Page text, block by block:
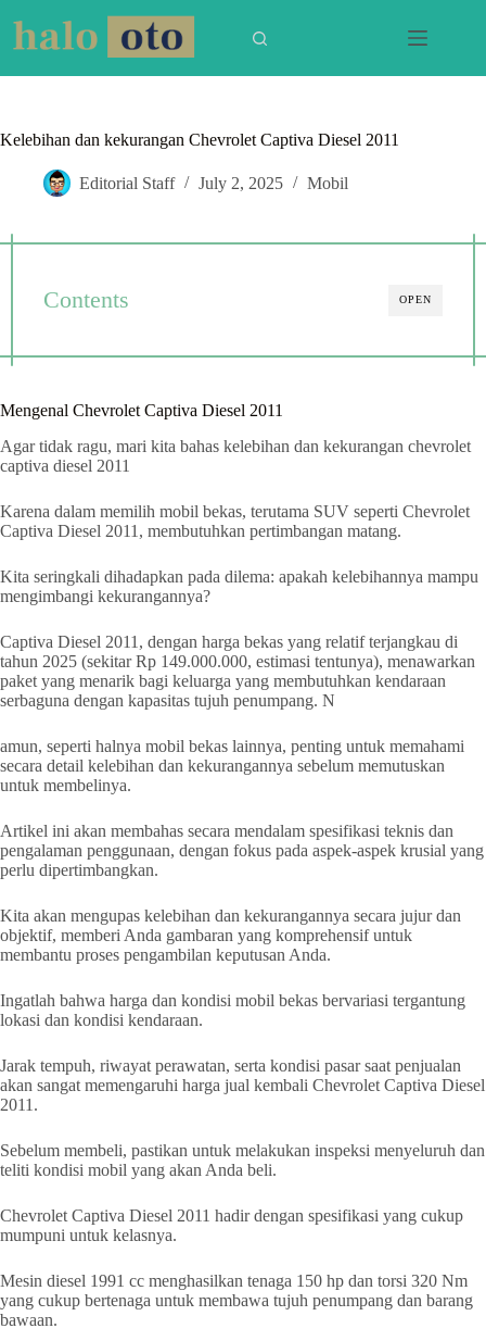
content
Kelebihan dan kekurangan Chevrolet Captiva Diesel 2011
Editorial Staff July 2, 2025 Mobil
OPEN
Contents
Mengenal Chevrolet Captiva Diesel 2011
Agar tidak ragu, mari kita bahas kelebihan dan kekurangan chevrolet
captiva diesel 2011
Karena dalam memilih mobil bekas, terutama SUV seperti Chevrolet
Captiva Diesel 2011, membutuhkan pertimbangan matang.
Kita seringkali dihadapkan pada dilema: apakah kelebihannya mampu
mengimbangi kekurangannya?
Captiva Diesel 2011, dengan harga bekas yang relatif terjangkau di
tahun 2025 (sekitar Rp 149.000.000, estimasi tentunya), menawarkan
paket yang menarik bagi keluarga yang membutuhkan kendaraan
serbaguna dengan kapasitas tujuh penumpang. N
amun, seperti halnya mobil bekas lainnya, penting untuk memahami
secara detail kelebihan dan kekurangannya sebelum memutuskan
untuk membelinya.
Artikel ini akan membahas secara mendalam spesifikasi teknis dan
pengalaman penggunaan, dengan fokus pada aspek-aspek krusial yang
perlu dipertimbangkan.
Kita akan mengupas kelebihan dan kekurangannya secara jujur dan
objektif, memberi Anda gambaran yang komprehensif untuk
membantu proses pengambilan keputusan Anda.
Ingatlah bahwa harga dan kondisi mobil bekas bervariasi tergantung
lokasi dan kondisi kendaraan.
Jarak tempuh, riwayat perawatan, serta kondisi pasar saat penjualan
akan sangat memengaruhi harga jual kembali Chevrolet Captiva Diesel
2011.
Sebelum membeli, pastikan untuk melakukan inspeksi menyeluruh dan
teliti kondisi mobil yang akan Anda beli.
Chevrolet Captiva Diesel 2011 hadir dengan spesifikasi yang cukup
mumpuni untuk kelasnya.
Mesin diesel 1991 cc menghasilkan tenaga 150 hp dan torsi 320 Nm
yang cukup bertenaga untuk membawa tujuh penumpang dan barang
bawaan.